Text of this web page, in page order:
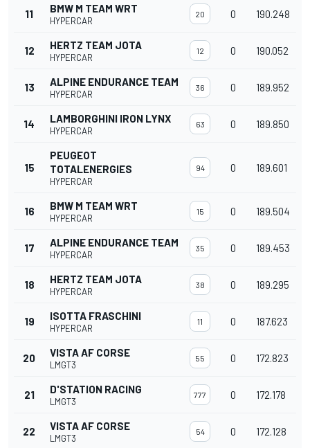
11 BMW M TEAM WRT
HYPERCAR
20 0 190.248
12 HERTZ TEAM JOTA
HYPERCAR
12 0 190.052
13 ALPINE ENDURANCE TEAM
HYPERCAR
36 0 189.952
14 LAMBORGHINI IRON LYNX
HYPERCAR
63 0 189.850
15
PEUGEOT
TOTALENERGIES
HYPERCAR
94 0 189.601
16 BMW M TEAM WRT
HYPERCAR
15 0 189.504
17 ALPINE ENDURANCE TEAM
HYPERCAR
35 0 189.453
18 HERTZ TEAM JOTA
HYPERCAR
38 0 189.295
19 ISOTTA FRASCHINI
HYPERCAR
11 0 187.623
20 VISTA AF CORSE
LMGT3
55 0 172.823
21 D'STATION RACING
LMGT3
777 0 172.178
22 VISTA AF CORSE
LMGT3
54 0 172.128